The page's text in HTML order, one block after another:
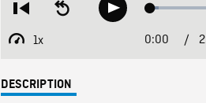
Restart
beginning
Seek
backwardPlay Loaded:
1x
Playback
Current
0:00 /
DESCRIPTION